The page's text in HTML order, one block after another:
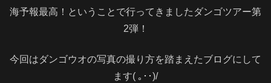
海予報最高！ということで行ってきましたダンゴツアー第
2弾！
今回はダンゴウオの写真の撮り方を踏まえたブログにして
ます( ｡･･)/